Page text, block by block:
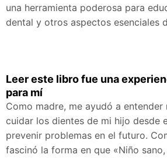
una herramienta poderosa para
dental y otros aspectos esenciales
Leer este libro fue una
para mí
Como madre, me ayudó a
cuidar los dientes de mi hijo desde
prevenir problemas en el futuro.
fascinó la forma en que «Niño